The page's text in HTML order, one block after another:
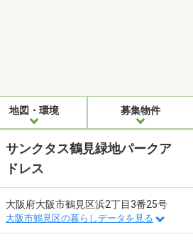
地図・環境 募集物件
サンクタス鶴見緑地パークア
ドレス
大阪府大阪市鶴見区浜2丁目3番25号
大阪市鶴見区の暮らしデータを見る